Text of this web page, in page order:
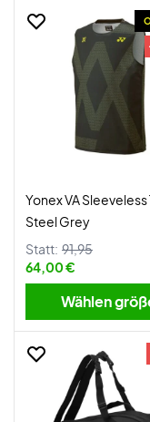
Yonex VA Sleeveless
Steel Grey
Statt: 91,95
64,00 €
Wählen